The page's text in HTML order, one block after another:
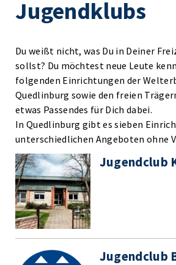
Jugendklubs
Du weißt nicht, was Du in Deiner
sollst? Du möchtest neue Leute
folgenden Einrichtungen der
Quedlinburg sowie den freien
etwas Passendes für Dich dabei.
In Quedlinburg gibt es sieben
unterschiedlichen Angeboten ohne
Jugendclub
Jugendclub